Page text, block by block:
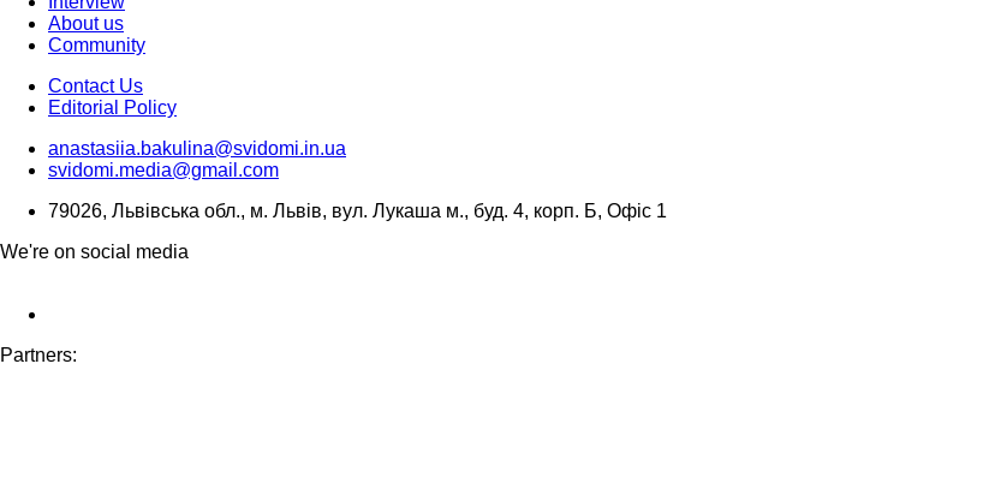
About us
Community
Contact Us
Editorial Policy
anastasiia.bakulina@svidomi.in.ua
svidomi.media@gmail.com
79026, Львівська обл., м. Львів, вул. Лукаша м., буд. 4, корп. Б, Офіс 1
We're on social media
Partners: